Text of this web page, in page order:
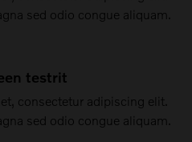
sed odio congue aliquam.
testrit
consectetur adipiscing elit.
sed odio congue aliquam.